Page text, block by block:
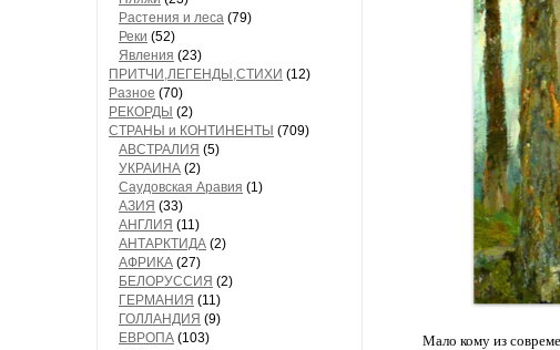
Растения и леса (79)
Реки (52)
Явления (23)
ПРИТЧИ,ЛЕГЕНДЫ,СТИХИ (12)
Разное (70)
РЕКОРДЫ (2)
СТРАНЫ и КОНТИНЕНТЫ (709)
АВСТРАЛИЯ (5)
УКРАИНА (2)
Саудовская Аравия (1)
АЗИЯ (33)
АНГЛИЯ (11)
АНТАРКТИДА (2)
АФРИКА (27)
БЕЛОРУССИЯ (2)
ГЕРМАНИЯ (11)
ГОЛЛАНДИЯ (9)
ЕВРОПА (103)
Мало кому из